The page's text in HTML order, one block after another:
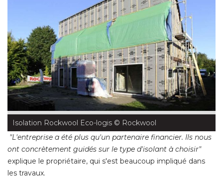
Isolation Rockwool Eco-logis © Rockwool
"L'entreprise a été plus qu'un partenaire financier. Ils nous
ont concrètement guidés sur le type d'isolant à choisir"
explique le propriétaire, qui s'est beaucoup impliqué dans
les travaux.